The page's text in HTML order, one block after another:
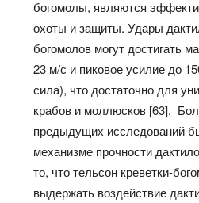
богомолы, являются
охоты и защиты. Удары
богомолов могут достигать
23 м/с и пиковое усилие до
сила), что достаточно для
крабов и моллюсков [63].
предыдущих исследований
механизме прочности
то, что тельсон креветки-
выдержать воздействие